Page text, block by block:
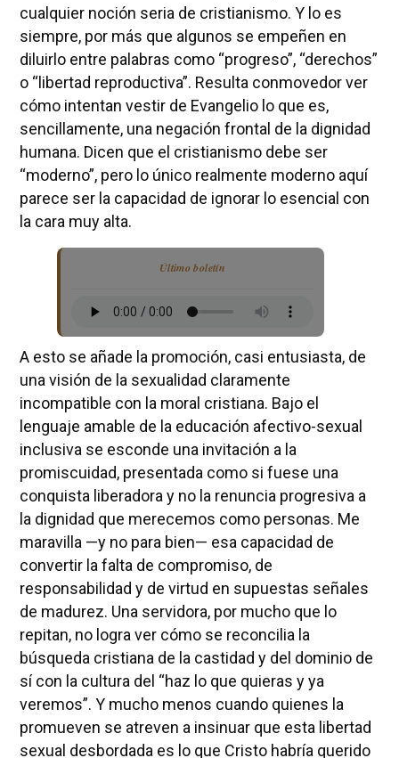
cualquier noción seria de cristianismo. Y lo es
siempre, por más que algunos se empeñen en
diluirlo entre palabras como “progreso”, “derechos”
o “libertad reproductiva”. Resulta conmovedor ver
cómo intentan vestir de Evangelio lo que es,
sencillamente, una negación frontal de la dignidad
humana. Dicen que el cristianismo debe ser
“moderno”, pero lo único realmente moderno aquí
parece ser la capacidad de ignorar lo esencial con
la cara muy alta.
Último boletín
A esto se añade la promoción, casi entusiasta, de
una visión de la sexualidad claramente
incompatible con la moral cristiana. Bajo el
lenguaje amable de la educación afectivo-sexual
inclusiva se esconde una invitación a la
promiscuidad, presentada como si fuese una
conquista liberadora y no la renuncia progresiva a
la dignidad que merecemos como personas. Me
maravilla —y no para bien— esa capacidad de
convertir la falta de compromiso, de
responsabilidad y de virtud en supuestas señales
de madurez. Una servidora, por mucho que lo
repitan, no logra ver cómo se reconcilia la
búsqueda cristiana de la castidad y del dominio de
sí con la cultura del “haz lo que quieras y ya
veremos”. Y mucho menos cuando quienes la
promueven se atreven a insinuar que esta libertad
sexual desbordada es lo que Cristo habría querido